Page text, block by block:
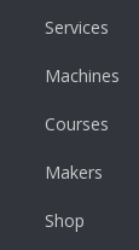
Services
Machines
Courses
Makers
Shop